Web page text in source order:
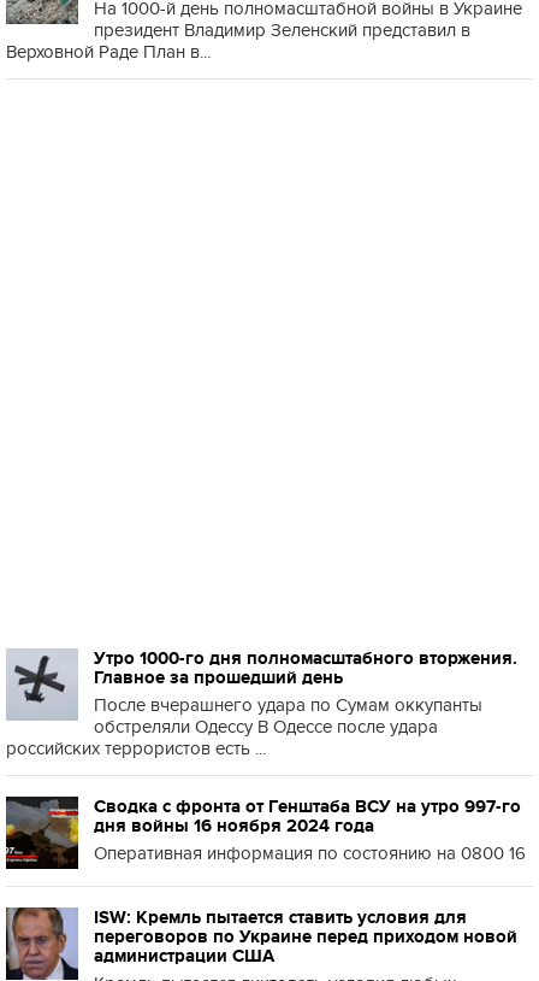
На 1000-й день полномасштабной войны в Украине
президент Владимир Зеленский представил в
Верховной Раде План в...
Утро 1000-го дня полномасштабного вторжения.
Главное за прошедший день
После вчерашнего удара по Сумам оккупанты
обстреляли Одессу В Одессе после удара
российских террористов есть ...
Сводка с фронта от Генштаба ВСУ на утро 997-го
дня войны 16 ноября 2024 года
Оперативная информация по состоянию на 0800 16
ISW: Кремль пытается ставить условия для
переговоров по Украине перед приходом новой
администрации США